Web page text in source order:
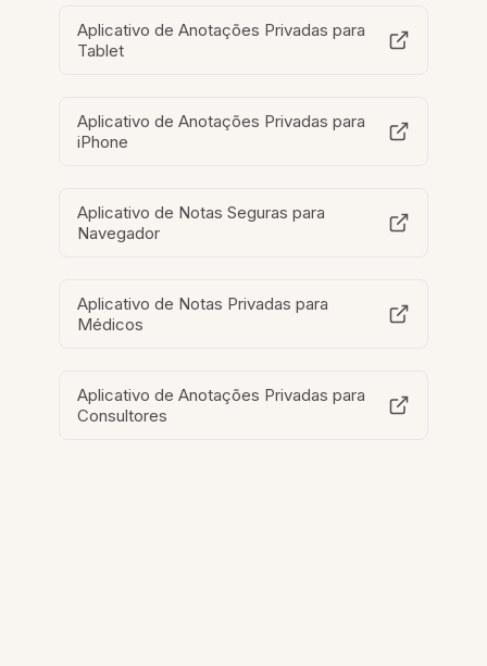
Aplicativo de Anotações Privadas para
Tablet
Aplicativo de Anotações Privadas para
iPhone
Aplicativo de Notas Seguras para
Navegador
Aplicativo de Notas Privadas para
Médicos
Aplicativo de Anotações Privadas para
Consultores